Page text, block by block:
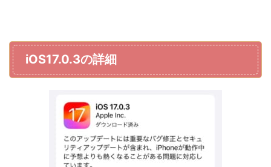
iOS17.0.3の詳細